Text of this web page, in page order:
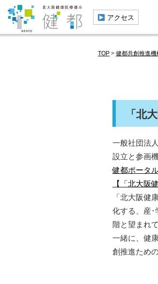
︎ アクセス
TOP > 健都共創推進
「北
一般社団法
設立と参画
健都ポータ
【「北大阪
「北大阪健
化する、産･
階と望まれ
一緒に、健
創推進ため